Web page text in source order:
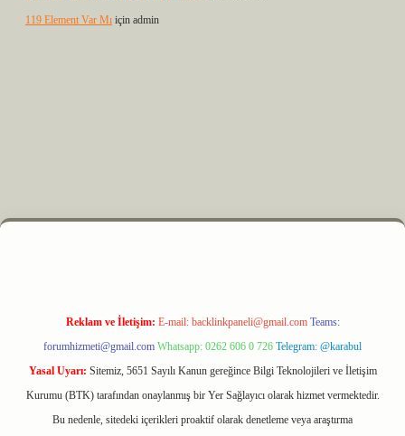
119 Element Var Mı için admin
m elexbet
Reklam ve İletişim: E-mail: backlinkpaneli@gmail.com Teams:
forumhizmeti@gmail.com Whatsapp: 0262 606 0 726 Telegram: @karabul
Yasal Uyarı: Sitemiz, 5651 Sayılı Kanun gereğince Bilgi Teknolojileri ve İletişim
Kurumu (BTK) tarafından onaylanmış bir Yer Sağlayıcı olarak hizmet vermektedir.
Bu nedenle, sitedeki içerikleri proaktif olarak denetleme veya araştırma